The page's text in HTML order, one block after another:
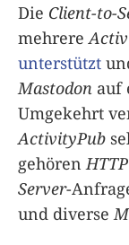
Die Client-to-
mehrere
unterstützt
Mastodon auf
Umgekehrt
ActivityPub
gehören
Server-
und diverse